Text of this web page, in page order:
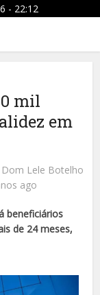
- 22:12
mil
em
Dom Lele Botelho
ago
beneficiários
de 24 meses,